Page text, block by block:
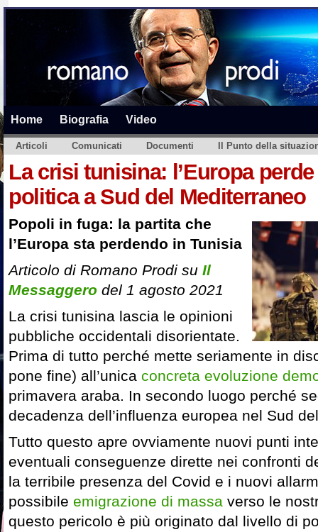
Home Biografia Video
Articoli Comunicati Documenti Il Punto della
La crisi tunisina: l’Europa
politica a Sud del Mediterraneo
Popoli in fuga: la partita che
l’Europa sta perdendo in Tunisia
Articolo di Romano Prodi su Il
Messaggero del 1 agosto 2021
La crisi tunisina lascia le opinioni
pubbliche occidentali disorientate.
Prima di tutto perché mette seriamente in
pone fine) all’unica concreta evoluzione
primavera araba. In secondo luogo perché
decadenza dell’influenza europea nel Sud
Tutto questo apre ovviamente nuovi punti
eventuali conseguenze dirette nei confronti
la terribile presenza del Covid e i nuovi
possibile emigrazione di massa verso le
questo pericolo è più originato dal livello di